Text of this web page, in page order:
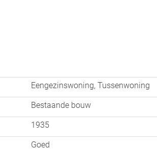
een ligbad, douche, dubbele wastafel,
De tuin beschikt over een vrije
Eengezinswoning, Tussenwoning
Bestaande bouw
1935
Goed